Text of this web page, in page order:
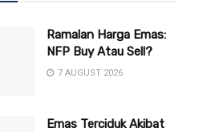
Ramalan Harga Emas:
NFP Buy Atau Sell?
7 AUGUST 2026
Emas Terciduk Akibat